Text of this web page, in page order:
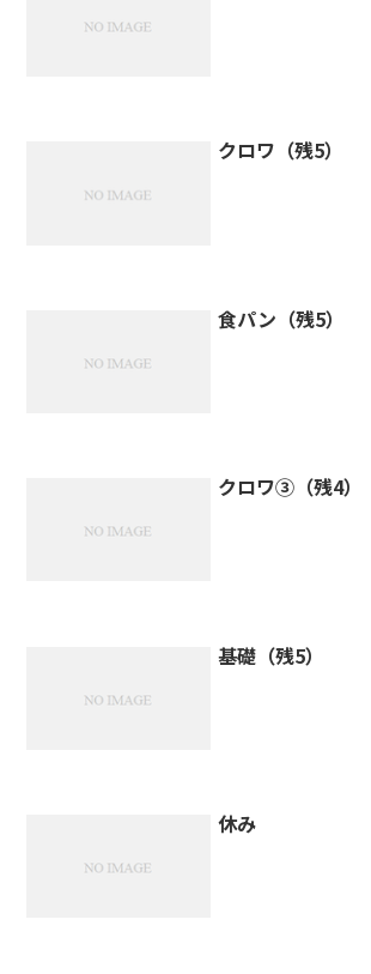
クロワ（残5）
食パン（残5）
クロワ③（残4）
基礎（残5）
休み